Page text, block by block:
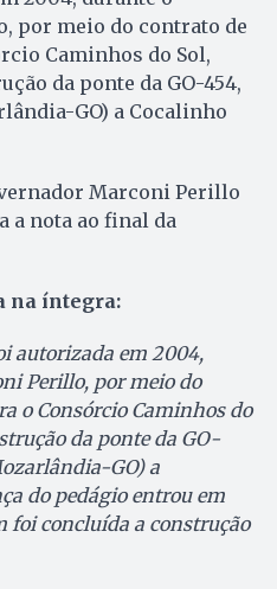
por meio do contrato de
Caminhos do Sol,
da ponte da GO-454,
GO) a Cocalinho
Marconi Perillo
a nota ao final da
na íntegra:
autorizada em 2004,
Perillo, por meio do
o Consórcio Caminhos do
da ponte da GO-
GO) a
do pedágio entrou em
foi concluída a construção